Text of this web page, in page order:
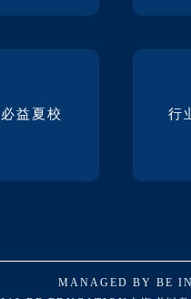
必益夏校 行
MANAGED BY BE